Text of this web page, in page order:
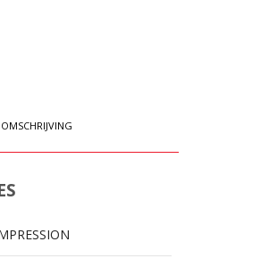
OMSCHRIJVING